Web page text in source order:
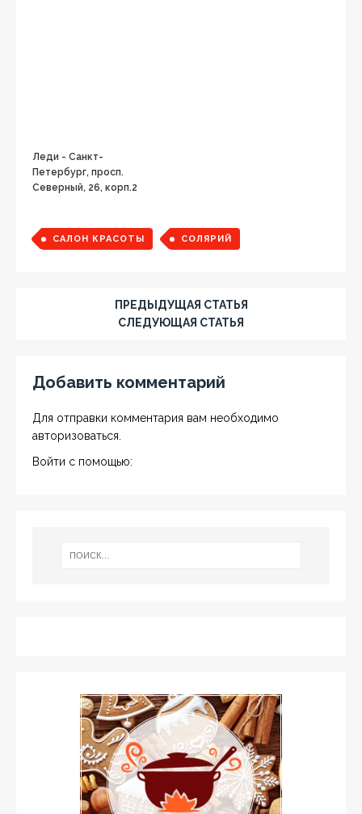
Леди - Санкт-
Петербург, просп.
Северный, 26, корп.2
САЛОН КРАСОТЫ СОЛЯРИЙ
ПРЕДЫДУЩАЯ СТАТЬЯ
СЛЕДУЮЩАЯ СТАТЬЯ
Добавить комментарий
Для отправки комментария вам необходимо
авторизоваться
Войти с помощью: